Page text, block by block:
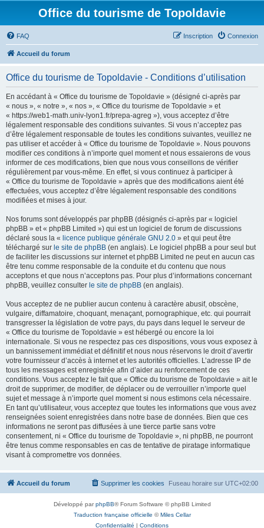
Office du tourisme de Topoldavie
FAQ Connexion
Inscription
Accueil du forum
Office du tourisme de Topoldavie - Conditions d’utilisation
En accédant à « Office du tourisme de Topoldavie » (désigné ci-après par
« nous », « notre », « nos », « Office du tourisme de Topoldavie » et
« https://web1-math.univ-lyon1.fr/prepa-agreg »), vous acceptez d’être
légalement responsable des conditions suivantes. Si vous n’acceptez pas
d’être légalement responsable de toutes les conditions suivantes, veuillez ne
pas utiliser et accéder à « Office du tourisme de Topoldavie ». Nous pouvons
modifier ces conditions à n’importe quel moment et nous essaierons de vous
informer de ces modifications, bien que nous vous conseillons de vérifier
régulièrement par vous-même. En effet, si vous continuez à participer à
« Office du tourisme de Topoldavie » après que des modifications aient été
effectuées, vous acceptez d’être légalement responsable des conditions
modifiées et mises à jour.
Nos forums sont développés par phpBB (désignés ci-après par « logiciel
phpBB » et « phpBB Limited ») qui est un logiciel de forum de discussions
déclaré sous la « licence publique générale GNU 2.0 » et qui peut être
téléchargé sur le site de phpBB (en anglais). Le logiciel phpBB a pour seul but
de faciliter les discussions sur internet et phpBB Limited ne peut en aucun cas
être tenu comme responsable de la conduite et du contenu que nous
acceptons et que nous n’acceptons pas. Pour plus d’informations concernant
phpBB, veuillez consulter le site de phpBB (en anglais).
Vous acceptez de ne publier aucun contenu à caractère abusif, obscène,
vulgaire, diffamatoire, choquant, menaçant, pornographique, etc. qui pourrait
transgresser la législation de votre pays, du pays dans lequel le serveur de
« Office du tourisme de Topoldavie » est hébergé ou encore la loi
internationale. Si vous ne respectez pas ces dispositions, vous vous exposez à
un bannissement immédiat et définitif et nous nous réservons le droit d’avertir
votre fournisseur d’accès à internet et les autorités officielles. L’adresse IP de
tous les messages est enregistrée afin d’aider au renforcement de ces
conditions. Vous acceptez le fait que « Office du tourisme de Topoldavie » ait le
droit de supprimer, de modifier, de déplacer ou de verrouiller n’importe quel
sujet et message à n’importe quel moment si nous estimons cela nécessaire.
En tant qu’utilisateur, vous acceptez que toutes les informations que vous avez
renseignées soient enregistrées dans notre base de données. Bien que ces
informations ne seront pas diffusées à une tierce partie sans votre
consentement, ni « Office du tourisme de Topoldavie », ni phpBB, ne pourront
être tenus comme responsables en cas de tentative de piratage informatique
visant à compromettre vos données.
Accueil du forum Fuseau horaire sur UTC+02:00
Supprimer les cookies
Développé parphpBB® Forum Software © phpBB Limited
Traduction française officielle ©Miles Cellar
Confidentialité | Conditions